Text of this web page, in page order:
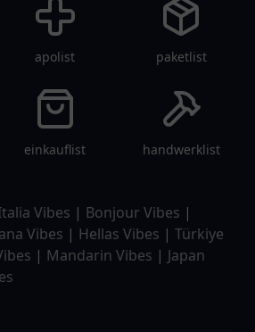
apolist paketlist
einkauflist handwerklist
Vibes | Bonjour Vibes |
Vibes | Hellas Vibes | Türkiye
| Mandarin Vibes | Japan